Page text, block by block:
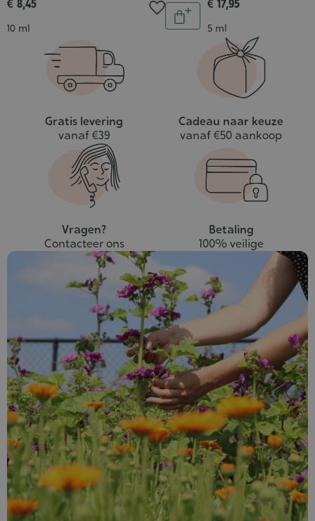
€ 8,45
Inhoud
10 ml
Aantal
In
winkelwagen
€ 17,95
Inhoud
5 ml
Gratis levering
vanaf €39
Cadeau naar keuze
vanaf €50 aankoop
Vragen?
Contacteer ons
Betaling
100% veilige